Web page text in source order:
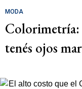
MODA
Colorimetría:
tenés ojos